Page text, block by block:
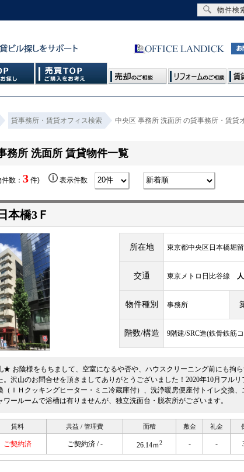
貸事務所・賃貸オフィス検索 中央区 事務所 洗面所 の貸事務所・賃貸
務所 洗面所 賃貸物件一覧
数： 3 件) 表示件数
本橋3Ｆ
所在地 東京都中央区日本橋堀
交通 東京メトロ日比谷線
物件種別 事務所
階数/構造 9階建/SRC造(鉄骨鉄筋
お陰様をもちまして、空室になるや否や、ハウスクリーニング前にも拘
。沢山のお問合せを頂きましてありがとうございました！2020年10月フル
（ＩＨクッキングヒーター・ミニ冷蔵庫付）、洗浄暖房便座付トイレ交換
ワールームで浴槽は有りませんが、独立洗面台・脱衣所がございます。
賃料 共益 / 管理費 面積 敷金 礼金
ご契約済 ご契約済 / - 26.14ｍ2 - -
物件検